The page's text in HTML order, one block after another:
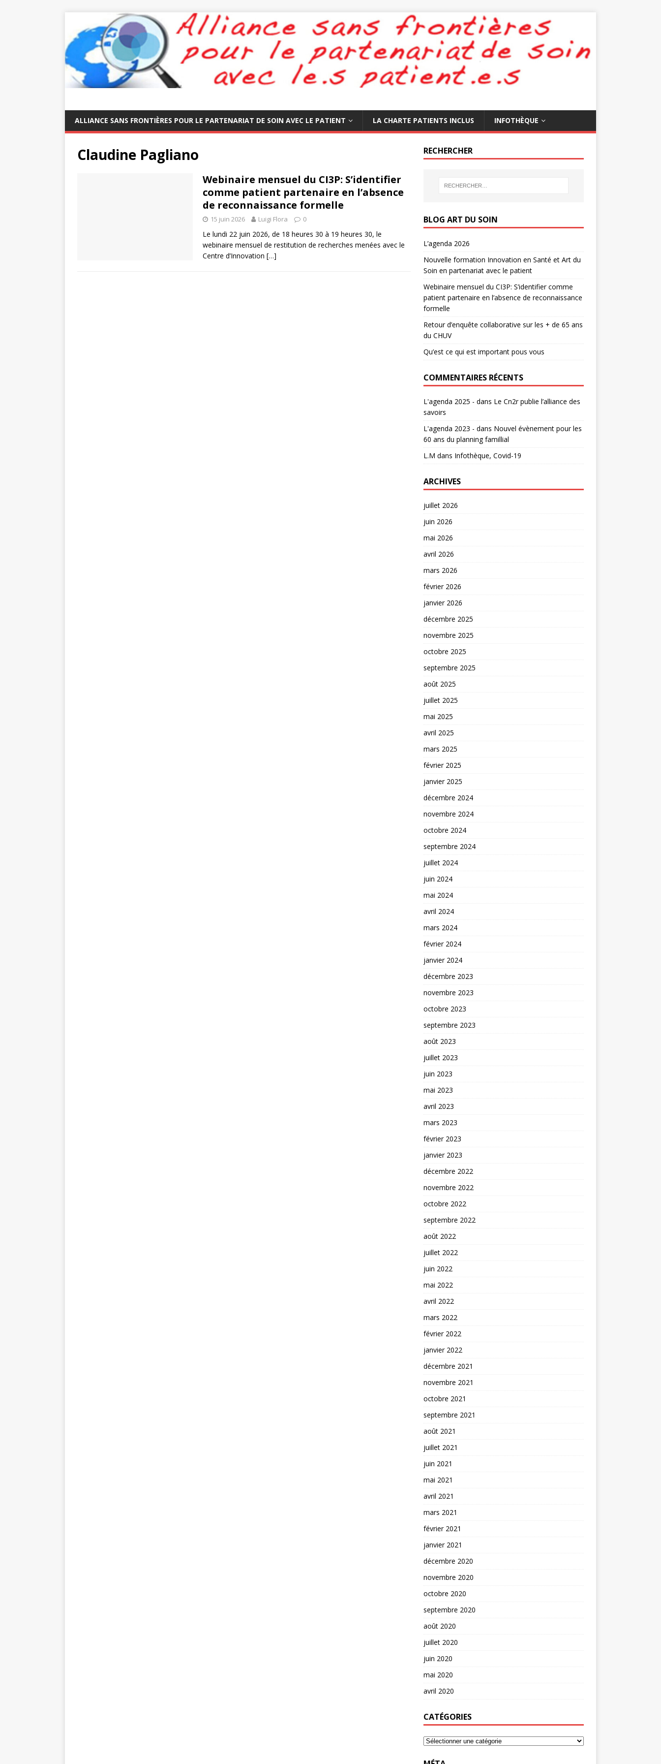
ALLIANCE SANS FRONTIÈRES POUR LE PARTENARIAT DE SOIN AVEC LE PATIENT LA CHARTE PATIENTS INCLUS INFOTHÈQUE
Claudine Pagliano
Webinaire mensuel du CI3P: S’identifier
comme patient partenaire en l’absence
de reconnaissance formelle
15 juin 2026 Luigi Flora 0
Le lundi 22 juin 2026, de 18 heures 30 à 19 heures 30, le
webinaire mensuel de restitution de recherches menées avec le
Centre d’Innovation […]
RECHERCHER
BLOG ART DU SOIN
L’agenda 2026
Nouvelle formation Innovation en Santé et Art du
Soin en partenariat avec le patient
Webinaire mensuel du CI3P: S’identifier comme
patient partenaire en l’absence de reconnaissance
formelle
Retour d’enquête collaborative sur les + de 65 ans
du CHUV
Qu’est ce qui est important pous vous
COMMENTAIRES RÉCENTS
L'agenda 2025 - dans Le Cn2r publie l’alliance des
savoirs
L'agenda 2023 - dans Nouvel évènement pour les
60 ans du planning famillial
L.M dans Infothèque, Covid-19
ARCHIVES
juillet 2026
juin 2026
mai 2026
avril 2026
mars 2026
février 2026
janvier 2026
décembre 2025
novembre 2025
octobre 2025
septembre 2025
août 2025
juillet 2025
mai 2025
avril 2025
mars 2025
février 2025
janvier 2025
décembre 2024
novembre 2024
octobre 2024
septembre 2024
juillet 2024
juin 2024
mai 2024
avril 2024
mars 2024
février 2024
janvier 2024
décembre 2023
novembre 2023
octobre 2023
septembre 2023
août 2023
juillet 2023
juin 2023
mai 2023
avril 2023
mars 2023
février 2023
janvier 2023
décembre 2022
novembre 2022
octobre 2022
septembre 2022
août 2022
juillet 2022
juin 2022
mai 2022
avril 2022
mars 2022
février 2022
janvier 2022
décembre 2021
novembre 2021
octobre 2021
septembre 2021
août 2021
juillet 2021
juin 2021
mai 2021
avril 2021
mars 2021
février 2021
janvier 2021
décembre 2020
novembre 2020
octobre 2020
septembre 2020
août 2020
juillet 2020
juin 2020
mai 2020
avril 2020
CATÉGORIES